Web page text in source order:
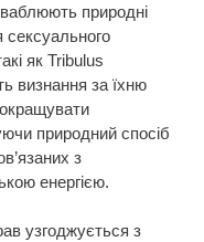
природні
сексуального
як Tribulus
визнання за їхню
природний спосіб
з
енергією.
узгоджується з